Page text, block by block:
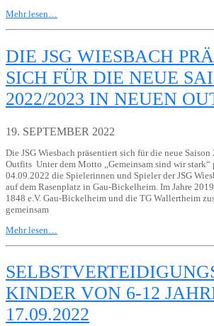
Mehr lesen…
DIE JSG WIESBACH
SICH FÜR DIE NEUE
2022/2023 IN NEUEN
19. SEPTEMBER 2022
Die JSG Wiesbach präsentiert sich für die neue
Outfits Unter dem Motto „Gemeinsam sind wir stark“
04.09.2022 die Spielerinnen und Spieler der JSG
auf dem Rasenplatz in Gau-Bickelheim. Im Jahre
1848 e.V. Gau-Bickelheim und die TG Wallertheim
gemeinsam
Mehr lesen…
KINDER VON 6-12
17.09.2022